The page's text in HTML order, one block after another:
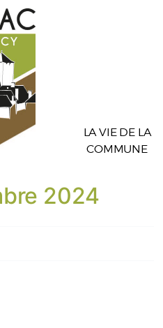
LA VIE DE LA
COMMUNE
2024